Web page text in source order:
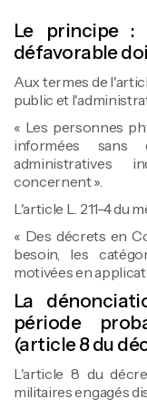
Le principe :
défavorable
Aux termes de
public et
« Les personnes
informées sans
administratives
concernent ».
L'article L. 211-4 du
« Des décrets en
besoin, les
motivées en
La
période
(article 8 du
L'article 8 du
militaires engagés